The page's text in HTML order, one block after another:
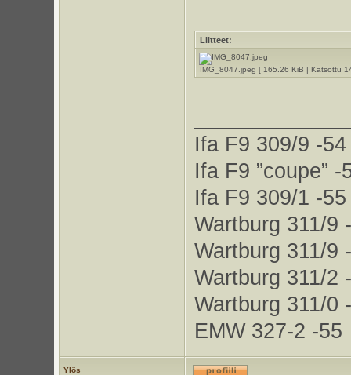
Liitteet:
IMG_8047.jpeg [ 165.26 KiB | Katsottu
Ifa F9 309/9 -54
Ifa F9 ”coupe” -
Ifa F9 309/1 -55
Wartburg 311/9
Wartburg 311/9
Wartburg 311/2
Wartburg 311/0
EMW 327-2 -55
Ylös